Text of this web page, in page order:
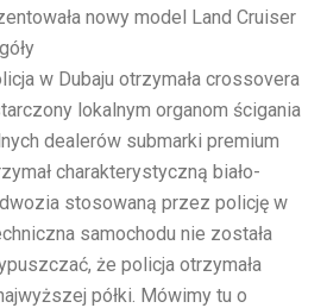
nowy model Land Cruiser
w Dubaju otrzymała crossovera
lokalnym organom ścigania
dealerów submarki premium
charakterystyczną biało-
stosowaną przez policję w
samochodu nie została
że policja otrzymała
półki. Mówimy tu o